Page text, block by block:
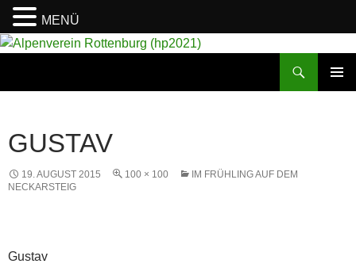
GUSTAV
19. AUGUST 2015 100 × 100
IM FRÜHLING AUF DEM
NECKARSTEIG
Gustav
MENÜ